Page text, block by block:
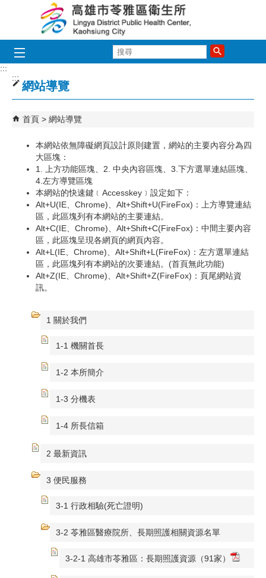
跳到主要內容區塊
尋
:::
:::
網站導覽
首頁 網站導覽
本網站依無障礙網頁設計原則建置，網站的主要內容分為四
大區塊：
1. 上方功能區塊、2. 中央內容區塊、3.下方選單連結區塊
4.左方導覽區塊
本網站的快速鍵﹝Accesskey﹞設定如下：
Alt+U(IE、Chrome)、Alt+Shift+U(FireFox)：上方導覽連結
區，此區塊列有本網站的主要連結。
Alt+C(IE、Chrome)、Alt+Shift+C(FireFox)：中間主要內容
區，此區塊呈現各網頁的網頁內容。
Alt+L(IE、Chrome)、Alt+Shift+L(FireFox)：左方選單連結
區，此區塊列有本網站的次要連結。(首頁無此功能)
Alt+Z(IE、Chrome)、Alt+Shift+Z(FireFox)：頁尾網站資
訊。
1 關於我們
1-1 機關首長
1-2 本所簡介
1-3 分機表
1-4 所長信箱
2 最新資訊
3 便民服務
3-1 行政相驗(死亡證明)
3-2 苓雅區醫療院所、長期照護相關資源名單
3-2-1 高雄市苓雅區：長期照護資源（91家）